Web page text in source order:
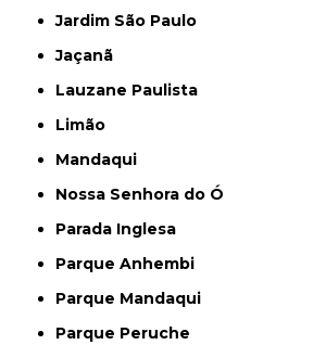
Jardim São Paulo
Jaçanã
Lauzane Paulista
Limão
Mandaqui
Nossa Senhora do Ó
Parada Inglesa
Parque Anhembi
Parque Mandaqui
Parque Peruche